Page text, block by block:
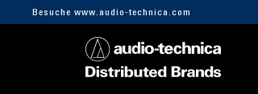
Besuche www.audio-technica.com